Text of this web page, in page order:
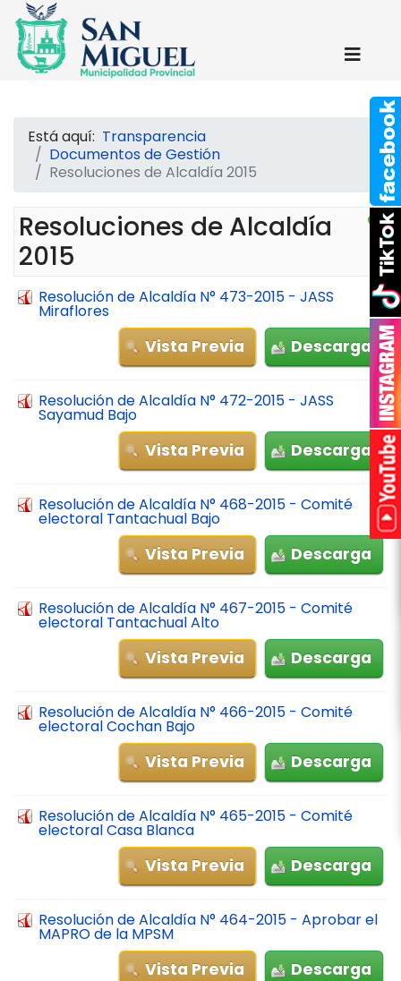
Está aquí: Transparencia
Documentos de Gestión
Resoluciones de Alcaldía 2015
Resoluciones de Alcaldía
2015
Resolución de Alcaldía N° 473-2015 - JASS
Miraflores
Descarga
Vista Previa
Resolución de Alcaldía N° 472-2015 - JASS
Sayamud Bajo
Descarga
Vista Previa
Resolución de Alcaldía N° 468-2015 - Comité
electoral Tantachual Bajo
Descarga
Vista Previa
Resolución de Alcaldía N° 467-2015 - Comité
electoral Tantachual Alto
Descarga
Vista Previa
Resolución de Alcaldía N° 466-2015 - Comité
electoral Cochan Bajo
Descarga
Vista Previa
Resolución de Alcaldía N° 465-2015 - Comité
electoral Casa Blanca
Descarga
Vista Previa
Resolución de Alcaldía N° 464-2015 - Aprobar el
MAPRO de la MPSM
Descarga
Vista Previa